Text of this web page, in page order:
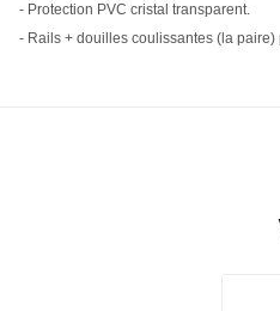
- Protection PVC cristal transparent.
- Rails + douilles coulissantes (la